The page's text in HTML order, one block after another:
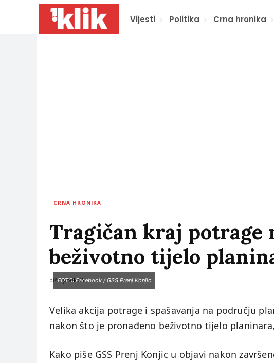
Vijesti Politika Crna hronika
CRNA HRONIKA
Tragičan kraj potrage
beživotno tijelo
piše:prviklik
FOTO: Facebook / GSS Prenj Konjic
Velika akcija potrage i spašavanja na području
nakon što je pronađeno beživotno tijelo
Kako piše GSS Prenj Konjic u objavi nakon